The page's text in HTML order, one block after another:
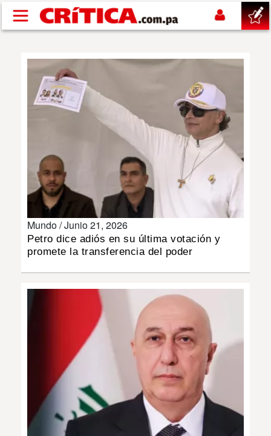
Pasar al contenido principal
SUCESOS
POLÍTICA
SHOW
DEPORTES
MUNDO
Mundo /Junio 21, 2026
Petro dice adiós en su última votación y
promete la transferencia del poder